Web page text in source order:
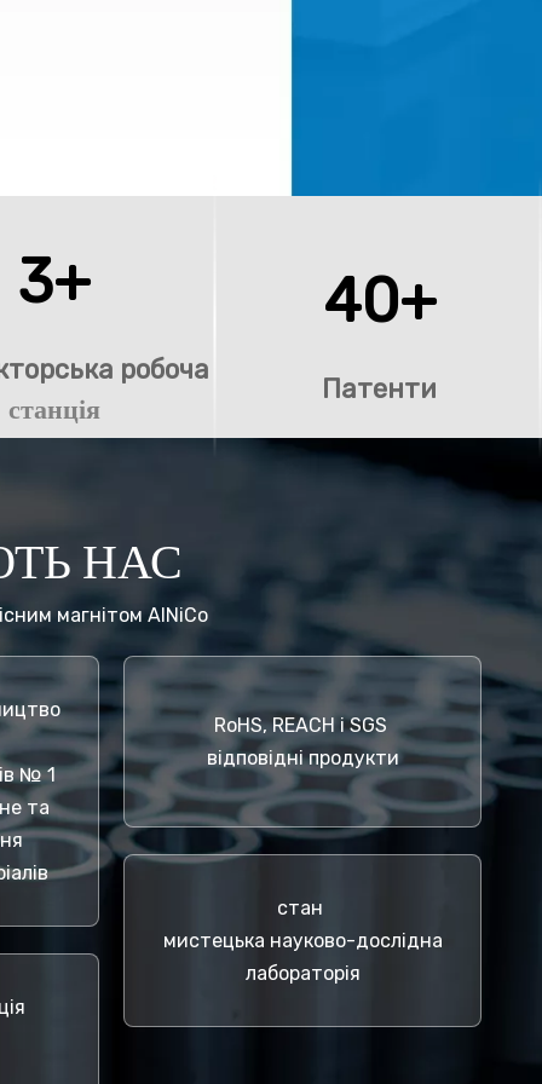
3+
робоча
станція
40+
Патенти​​​​
НАС
магнітом AlNiCo
№ 1
та
RoHS, REACH і SGS
відповідні продукти
стан
мистецька науково-дослідна
лабораторія